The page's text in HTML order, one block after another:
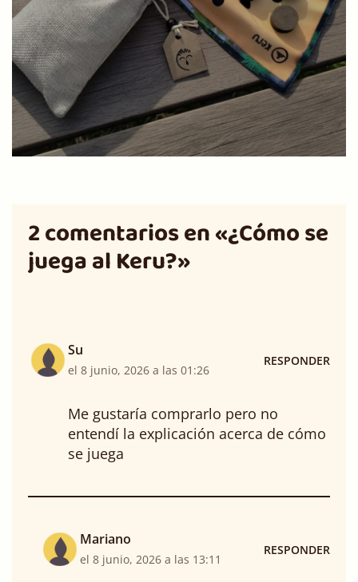
2 comentarios en «¿Cómo se
juega al Keru?»
Su
el 8 junio, 2026 a las 01:26
RESPONDER
Me gustaría comprarlo pero no
entendí la explicación acerca de cómo
se juega
Mariano
el 8 junio, 2026 a las 13:11
RESPONDER